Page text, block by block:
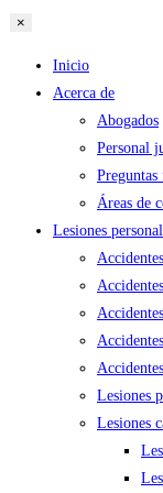
×
Inicio
Acerca de
Abogados
Personal
Preguntas
Áreas de
Lesiones
Lesiones
Lesiones